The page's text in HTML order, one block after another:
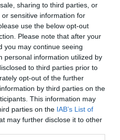
sharing to third parties, or
sensitive information for
use the below opt-out
Please note that after your
you may continue seeing
personal information utilized by
to third parties prior to
opt-out of the further
by third parties on the
This information may
parties on the IAB’s List of
may further disclose it to other
al resfriado común
María José Alonso Osorio
español resfriado: tiene
garganta, acude al
y opta por
naturales
y novedades
Redacción